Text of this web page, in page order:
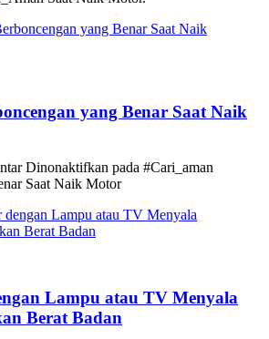
yang Benar Saat Naik
Dinonaktifkan pada #Cari_aman
Saat Naik Motor
Lampu atau TV Menyala
Berat Badan